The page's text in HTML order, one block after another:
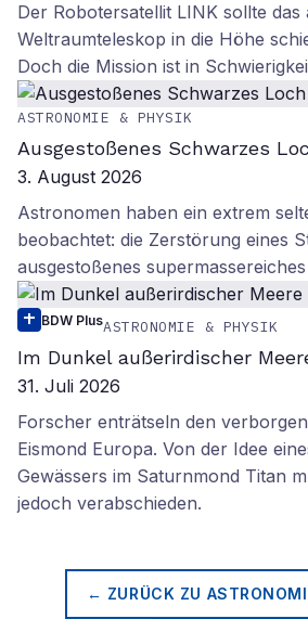
Der Robotersatellit LINK sollte das
Weltraumteleskop in die Höhe
Doch die Mission ist in
ASTRONOMIE & PHYSIK
Ausgestoßenes Schwarzes
3. August 2026
Astronomen haben ein extrem
beobachtet: die Zerstörung eines
ausgestoßenes
BDW PlusASTRONOMIE & PHYSIK
Im Dunkel außerirdischer
31. Juli 2026
Forscher enträtseln den
Eismond Europa. Von der Idee
Gewässers im Saturnmond Titan
jedoch verabschieden.
← ZURÜCK ZU